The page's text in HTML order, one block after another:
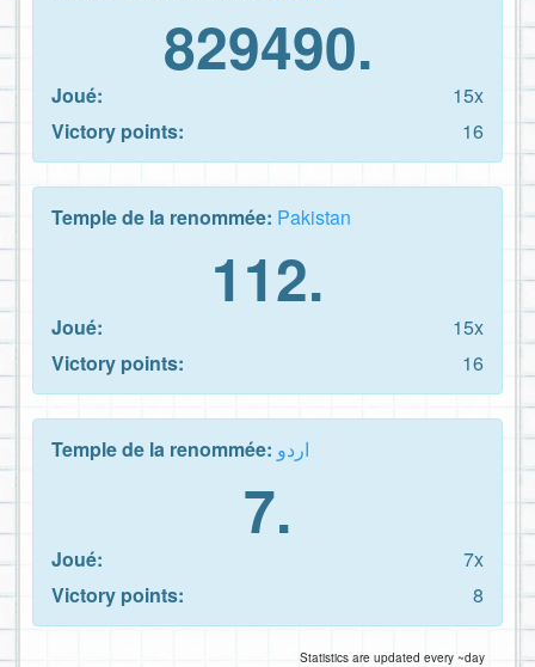
829490.
Joué:
15x
Victory points:
16
Temple de la renommée: Pakistan
112.
Joué:
15x
Victory points:
16
Temple de la renommée: اردو
7.
Joué:
7x
Victory points:
8
Statistics are updated every ~day